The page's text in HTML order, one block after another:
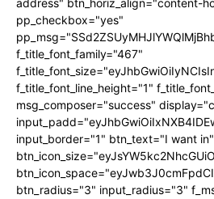
address" btn_horiz_align="content-
pp_checkbox="yes"
f_title_font_family="467"
f_title_font_line_height="1"
msg_composer="success"
input_border="1" btn_text="I want in"
btn_radius="3" input_radius="3"